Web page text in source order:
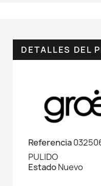
DETALLES DEL
Referencia
PULIDO
EstadoNuevo